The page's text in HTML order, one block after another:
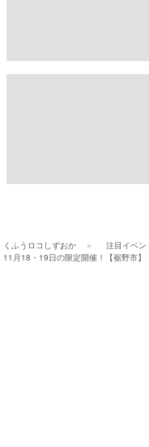
くふうロコしずおか
注目イベン
11月18・19日の限定開催！【裾野市